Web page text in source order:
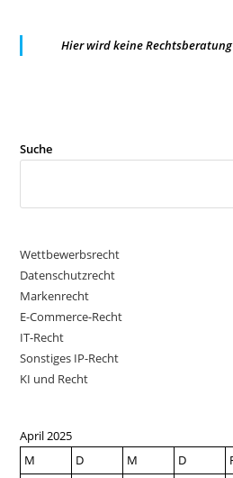
Hier wird keine
Suche
Wettbewerbsrecht
Datenschutzrecht
Markenrecht
E-Commerce-Recht
IT-Recht
Sonstiges IP-Recht
KI und Recht
April 2025
M
D M D